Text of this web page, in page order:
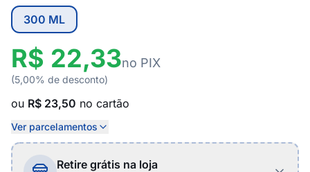
300 ML
R$ 22,33no PIX
(5,00% de desconto)
ou R$ 23,50 no cartão
Ver parcelamentos
Retire grátis na loja